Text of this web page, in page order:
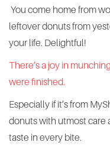
You come home from
leftover donuts from
your life. Delightful!
There’s a joy in
were finished.
Especially if it’s from
donuts with utmost care
taste in every bite.